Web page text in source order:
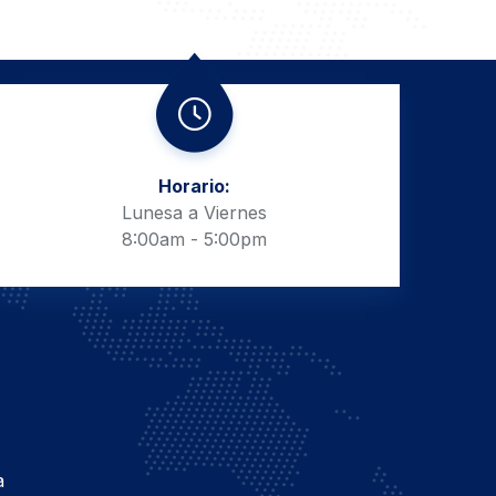
Horario:
Lunesa a Viernes
8:00am - 5:00pm